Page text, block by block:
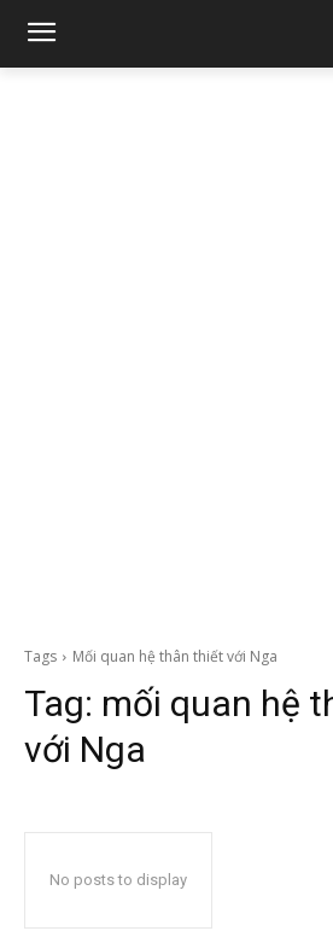
Tags Mối quan hệ thân thiết với Nga
Tag: mối quan hệ
với Nga
No posts to display